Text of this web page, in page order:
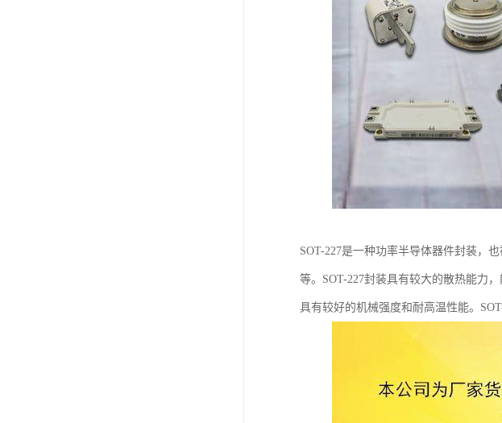
SOT-227是一种功率半导体器件封装，
等。SOT-227封装具有较大的散热能力
具有较好的机械强度和耐高温性能。